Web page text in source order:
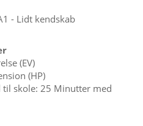
- Lidt kendskab
(EV)
(HP)
til skole: 25 Minutter med